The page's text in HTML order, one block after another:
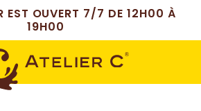
EST OUVERT 7/7 DE 12H00 À
19H00